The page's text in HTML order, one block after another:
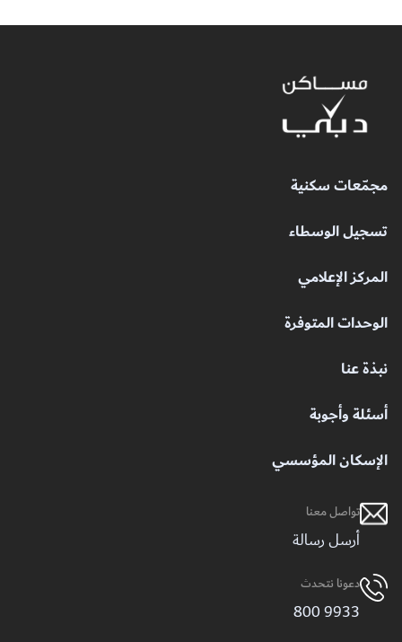
مجمّعات سكنية
تسجيل الوسطاء
المركز الإعلامي
الوحدات المتوفرة
نبذة عنا
أسئلة وأجوبة
الإسكان المؤسسي
تواصل معنا
أرسل رسالة
دعونا نتحدث
9933 800